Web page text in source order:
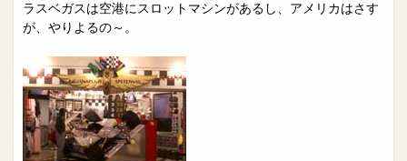
ラスベガスは空港にスロットマシンがあるし、アメリカはさす
が、やりよるの～。